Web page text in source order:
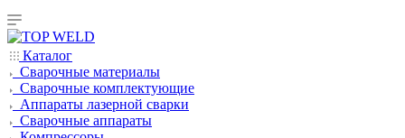
Каталог
Сварочные материалы
Сварочные комплектующие
Аппараты лазерной сварки
Сварочные аппараты